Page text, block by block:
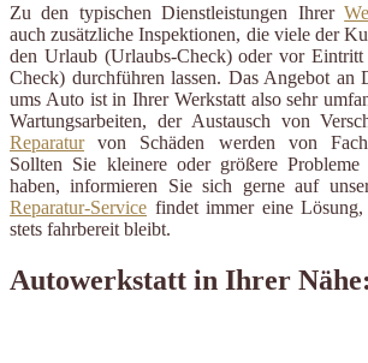
Zu den typischen Dienstleistungen Ihrer
auch zusätzliche Inspektionen, die viele der
den Urlaub (Urlaubs-Check) oder vor Eintritt
Check) durchführen lassen. Das Angebot an
ums Auto ist in Ihrer Werkstatt also sehr
Wartungsarbeiten, der Austausch von
Reparaturvon Schäden werden von
Sollten Sie kleinere oder größere
haben, informieren Sie sich gerne auf
Reparatur-Service findet immer eine
stets fahrbereit bleibt.
Autowerkstatt in Ihrer Nähe: